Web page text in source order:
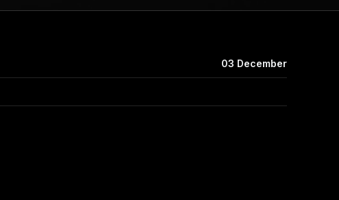
03 December